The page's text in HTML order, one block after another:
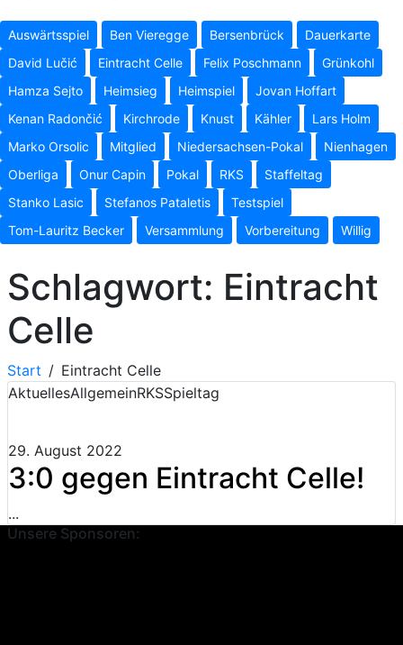
Auswärtsspiel Ben Vieregge Bersenbrück
Dauerkarte
David Lučić
Eintracht Celle Felix Poschmann
Grünkohl
Hamza Sejto
Heimsieg Heimspiel
Jovan Hoffart
Kenan Radončić
Kirchrode Knust Kähler
Lars Holm
Marko Orsolic
Mitglied Niedersachsen-Pokal
Nienhagen
Oberliga
Onur Capin Pokal RKS
Staffeltag
Stanko Lasic
Stefanos Pataletis
Testspiel
Tom-Lauritz Becker
Versammlung Vorbereitung Willig
Schlagwort: Eintracht
Celle
Start
Eintracht Celle
AktuellesAllgemeinRKSSpieltag
29. August 2022
3:0 gegen Eintracht Celle!
...
Unsere Sponsoren: